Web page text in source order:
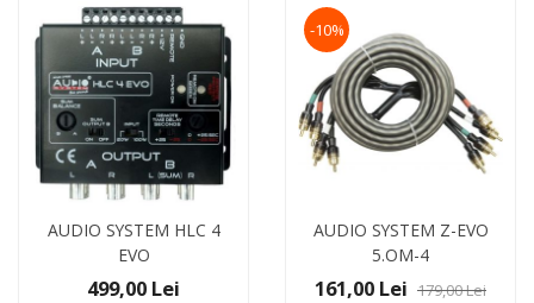
AUDIO SYSTEM HLC 4
EVO
499,00 Lei
-10%
AUDIO SYSTEM Z-EVO
5.OM-4
161,00 Lei 179,00 Lei